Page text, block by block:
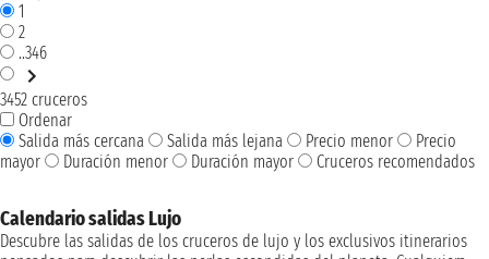
1
2
..346
3452 cruceros
Ordenar
Salida más cercana
Salida más lejana Precio menor
Precio
mayor
Duración menor Duración mayor Cruceros recomendados
Calendario salidas Lujo
Descubre las salidas de los cruceros de lujo y los exclusivos itinerarios